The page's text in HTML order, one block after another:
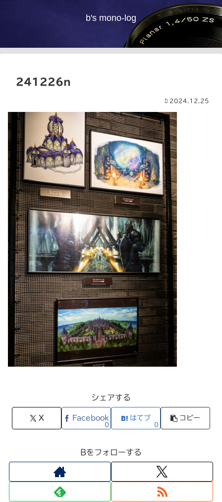
b's mono-log
241226n
2024.12.25
シェアする
X Facebook
0
はてブ
0
コピー
Bをフォローする